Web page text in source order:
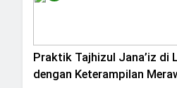
Praktik Tajhizul Jana’iz di
dengan Keterampilan